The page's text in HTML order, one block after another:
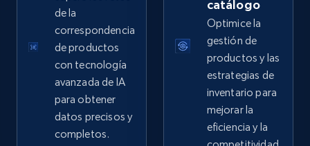
eBay - Collect records by category
URL, Product id, Title, Seller name, Seller rating,
Seller reviews, Breadcrumbs, Root category, and
more.
2.5K+ Comenzar ahora
de la
correspondencia
de productos
con tecnología
avanzada de IA
para obtener
datos precisos y
completos.
catálogo
Optimice la
gestión de
productos y las
estrategias de
inventario para
mejorar la
eficiencia y la